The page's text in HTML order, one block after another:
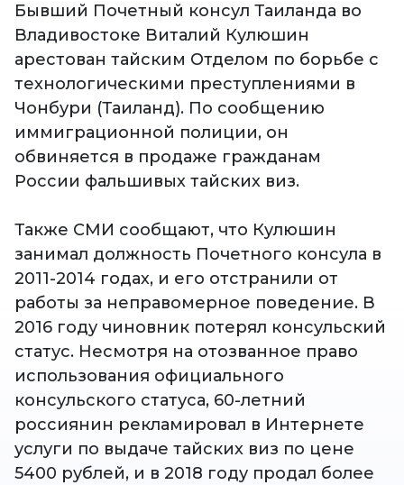
Бывший Почетный консул Таиланда во
Владивостоке Виталий Кулюшин
арестован тайским Отделом по борьбе с
технологическими преступлениями в
Чонбури (Таиланд). По сообщению
иммиграционной полиции, он
обвиняется в продаже гражданам
России фальшивых тайских виз.
Также СМИ сообщают, что Кулюшин
занимал должность Почетного консула в
2011-2014 годах, и его отстранили от
работы за неправомерное поведение. В
2016 году чиновник потерял консульский
статус. Несмотря на отозванное право
использования официального
консульского статуса, 60-летний
россиянин рекламировал в Интернете
услуги по выдаче тайских виз по цене
5400 рублей, и в 2018 году продал более